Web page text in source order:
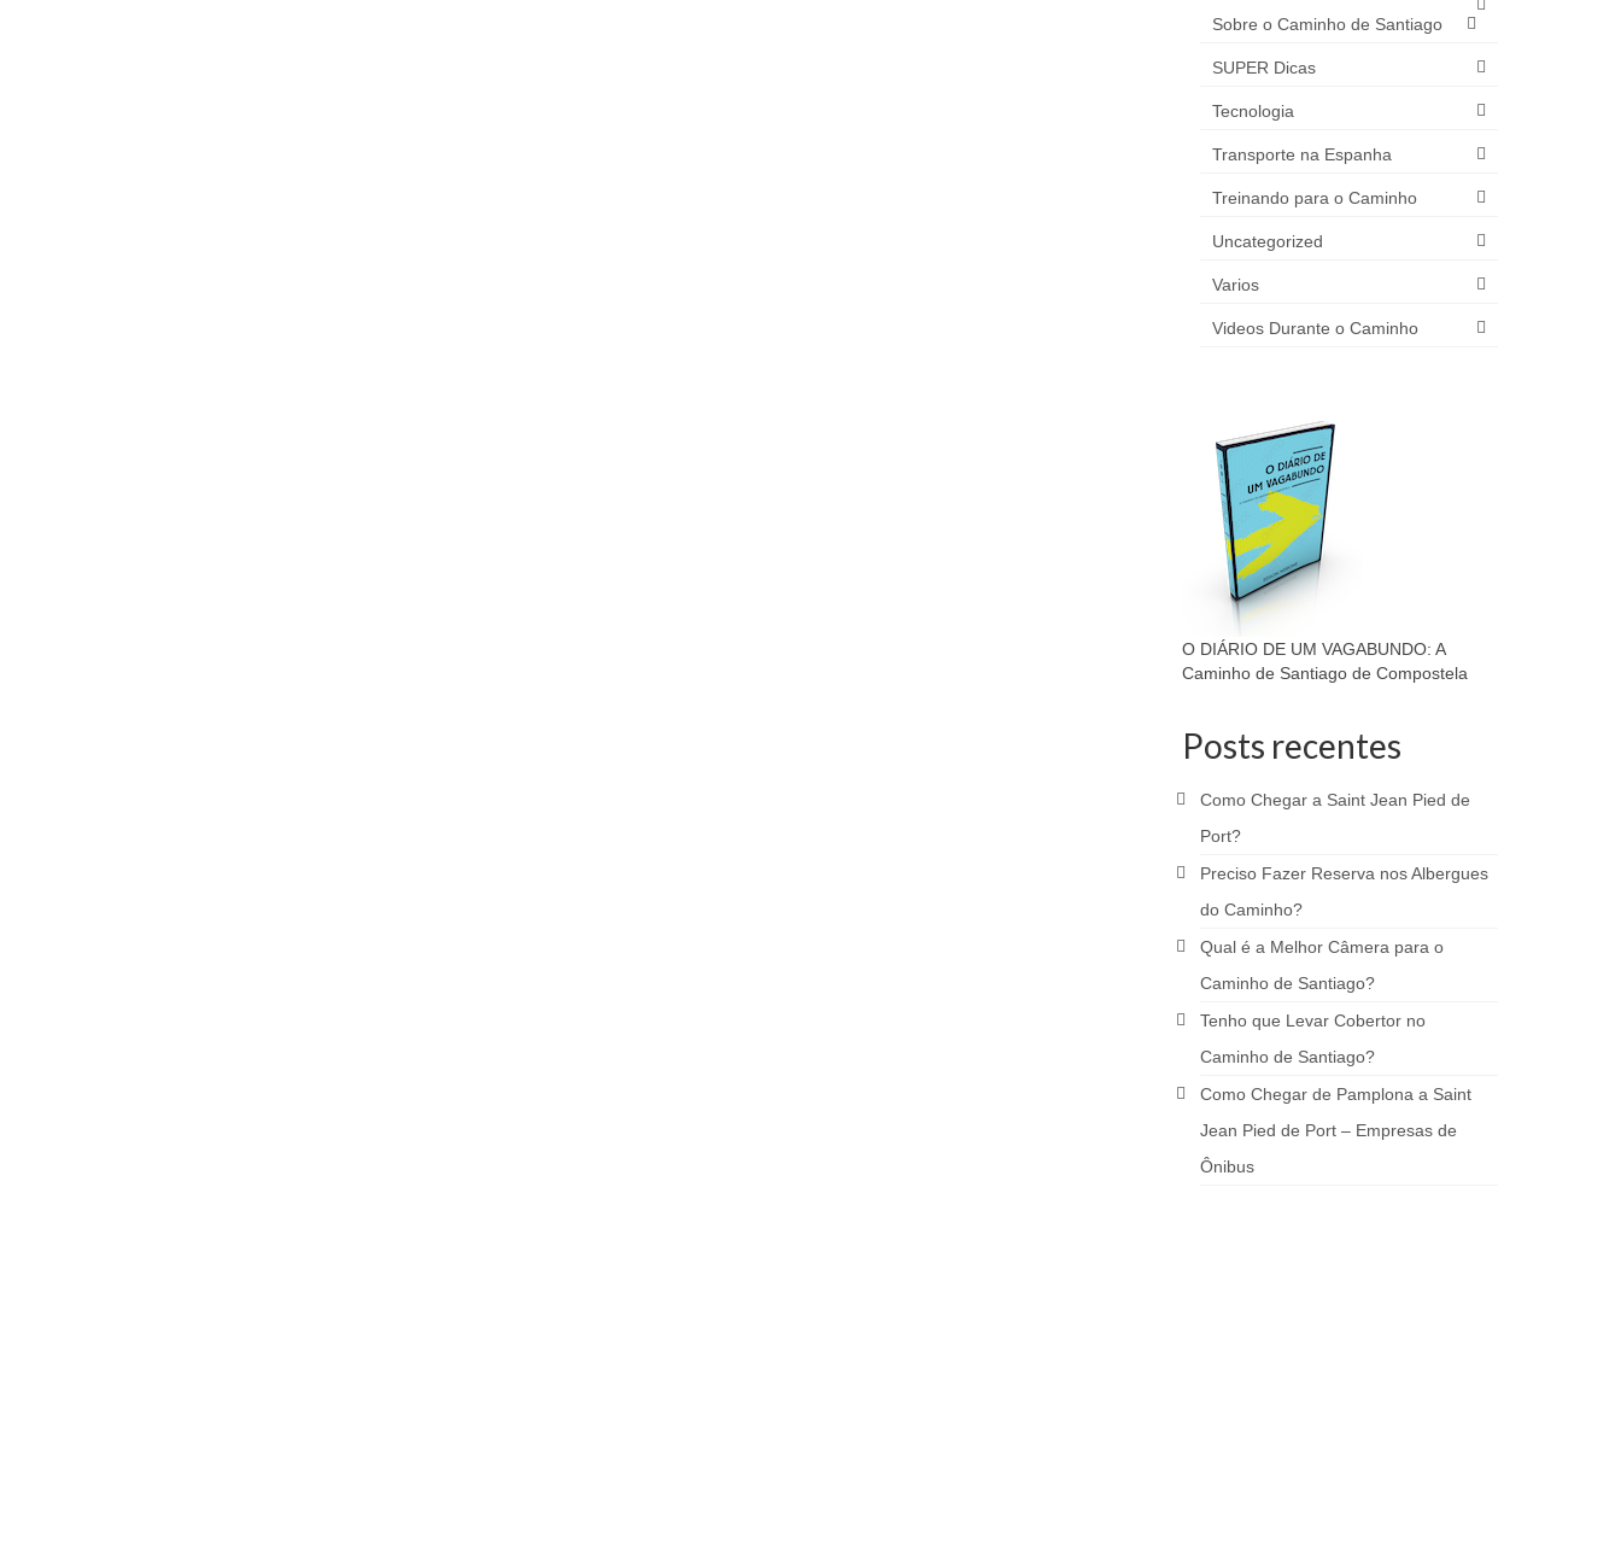
Sobre o Caminho de Santiago
SUPER Dicas
Tecnologia
Transporte na Espanha
Treinando para o Caminho
Uncategorized
Varios
Videos Durante o Caminho
O DIÁRIO DE UM VAGABUNDO: A
Caminho de Santiago de Compostela
Posts recentes
Como Chegar a Saint Jean Pied de
Port?
Preciso Fazer Reserva nos Albergues
do Caminho?
Qual é a Melhor Câmera para o
Caminho de Santiago?
Tenho que Levar Cobertor no
Caminho de Santiago?
Como Chegar de Pamplona a Saint
Jean Pied de Port – Empresas de
Ônibus